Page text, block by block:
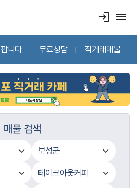
login menu
팝니다 무료상담 직거래매물
매물 검색